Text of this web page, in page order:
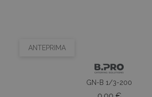
ANTEPRIMA
GN-B 1/3-200